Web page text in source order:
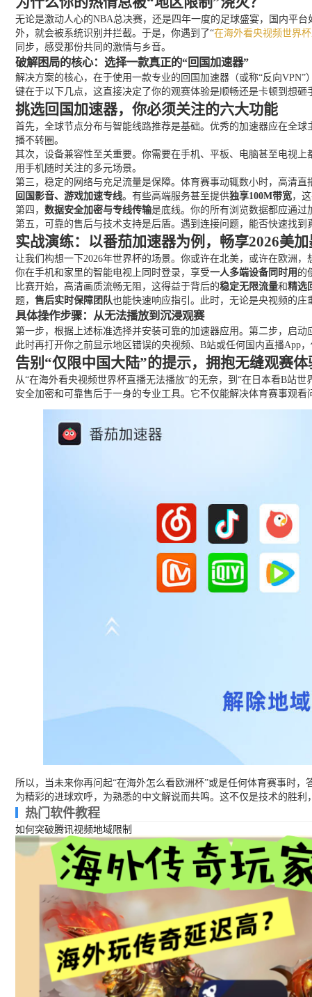
无论是激动人心的NBA总决赛，还是四年一度的足球盛宴，国内平
外，就会被系统识别并拦截。于是，你遇到了“在海外看央视频世界
同步，感受那份共同的激情与乡音。
破解困局的核心：选择一款真正的“回国加速器”
解决方案的核心，在于使用一款专业的回国加速器（或称“反向
键在于以下几点，这直接决定了你的观赛体验是顺畅还是卡顿到想砸
挑选回国加速器，你必须关注的六大功能
首先，全球节点分布与智能线路推荐是基础。优秀的加速器应在全
播不转圈。
其次，设备兼容性至关重要。你需要在手机、平板、电脑甚至电视上
用手机随时关注的多元场景。
第三，稳定的网络与充足流量是保障。体育赛事动辄数小时，高清直
回国影音、游戏加速专线。有些高端服务甚至提供独享100M带宽，
第四， 数据安全加密与专线传输是底线。你的所有浏览数据都应通过
第五，可靠的售后与技术支持是后盾。遇到连接问题，能否快速找到
实战演练：以番茄加速器为例，畅享2026美
让我们构想一下2026年世界杯的场景。你或许在北美，或许在欧洲
你在手机和家里的智能电视上同时登录，享受一人多端设备同时用 的
比赛开始，高清画质流畅无阻，这得益于背后的稳定无限流量和精选
题， 售后实时保障团队也能快速响应指引。此时，无论是央视频的庄
具体操作步骤：从无法播放到沉浸观赛
第一步，根据上述标准选择并安装可靠的加速器应用。第二步，启
此时再打开你之前显示地区错误的央视频、B站或任何国内直播App
告别“仅限中国大陆”的提示，拥抱无缝观赛体
从“在海外看央视频世界杯直播无法播放”的无奈，到“在日本看B站
安全加密和可靠售后于一身的专业工具。它不仅能解决体育赛事观
所以，当未来你再问起“在海外怎么看欧洲杯”或是任何体育赛事时
为精彩的进球欢呼，为熟悉的中文解说而共鸣。这不仅是技术的胜利
热门软件教程
如何突破腾讯视频地域限制